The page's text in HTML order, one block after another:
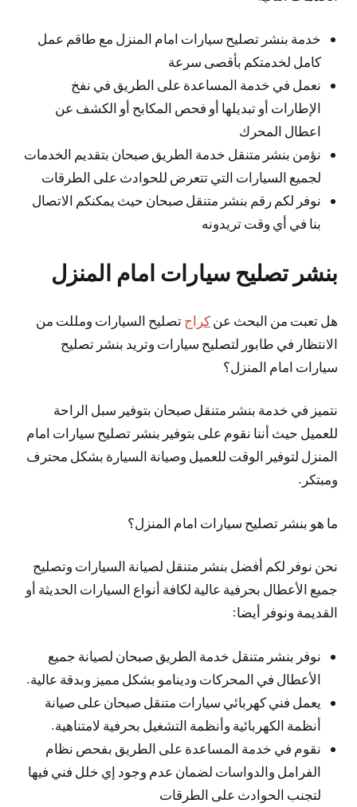
خدمة بنشر تصليح سيارات امام المنزل مع طاقم عمل
كامل لخدمتكم بأقصى سرعة
نعمل في خدمة المساعدة على الطريق في نفخ
الإطارات أو تبديلها أو فحص المكابح أو الكشف عن
اعطال المحرك
نؤمن بنشر متنقل خدمة الطريق صبحان بتقديم الخدمات
لجميع السيارات التي تتعرض للحوادث على الطرقات
نوفر لكم رقم بنشر متنقل صبحان حيث يمكنكم الاتصال
بنا في أي وقت تريدونه
بنشر تصليح سيارات امام المنزل
هل تعبت من البحث عن كراج تصليح السيارات ومللت من
الانتظار في طابور لتصليح سيارات وتريد بنشر تصليح
سيارات امام المنزل؟
نتميز في خدمة بنشر متنقل صبحان بتوفير سبل الراحة
للعميل حيث أننا نقوم على بتوفير بنشر تصليح سيارات امام
المنزل لتوفير الوقت للعميل وصيانة السيارة بشكل محترف
ومبتكر.
ما هو بنشر تصليح سيارات امام المنزل؟
نحن نوفر لكم أفضل بنشر متنقل لصيانة السيارات وتصليح
جميع الأعطال بحرفية عالية لكافة أنواع السيارات الحديثة أو
القديمة ونوفر أيضا:
نوفر بنشر متنقل خدمة الطريق صبحان لصيانة جميع
الأعطال في المحركات ودينامو بشكل مميز وبدقة عالية.
يعمل فني كهربائي سيارات متنقل صبحان على صيانة
أنظمة الكهربائية وأنظمة التشغيل بحرفية لامتناهية.
نقوم في خدمة المساعدة على الطريق بفحص نظام
الفرامل والدواسات لضمان عدم وجود إي خلل فني فيها
لتجنب الحوادث على الطرقات